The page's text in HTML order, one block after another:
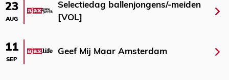
23
AUG
Selectiedag ballenjongens/-meiden
[VOL]
11
SEP
Geef Mij Maar Amsterdam